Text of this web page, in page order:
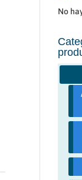
No